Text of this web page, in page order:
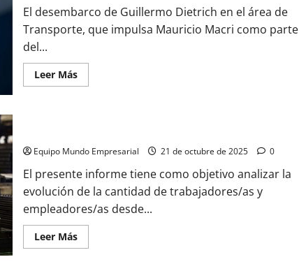
colectivos
que
circularán
por
El desembarco de Guillermo Dietrich en el área de
Transporte, que impulsa Mauricio Macri como parte
del...
Leer MásLeer
más
bloquear
regreso
de
Guillermo
a
Equipo Mundo Empresarial 21 de octubre de 2025 0
El presente informe tiene como objetivo analizar la
evolución de la cantidad de trabajadores/as y
empleadores/as desde...
Leer MásLeer
más